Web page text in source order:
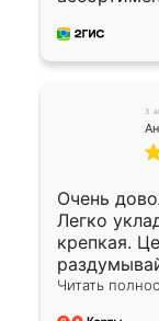
3
Очень
Легко
крепкая.
двор!
Читать